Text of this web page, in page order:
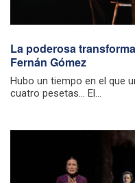
La poderosa
Fernán Gómez
Hubo un tiempo en el que
cuatro pesetas… El...